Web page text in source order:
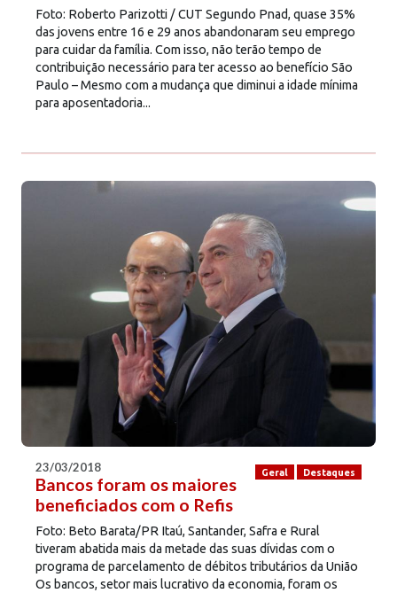
Foto: Roberto Parizotti / CUT Segundo Pnad, quase 35%
das jovens entre 16 e 29 anos abandonaram seu emprego
para cuidar da família. Com isso, não terão tempo de
contribuição necessário para ter acesso ao benefício São
Paulo – Mesmo com a mudança que diminui a idade mínima
para aposentadoria...
Geral Destaques
23/03/2018
Bancos foram os maiores
beneficiados com o Refis
Foto: Beto Barata/PR Itaú, Santander, Safra e Rural
tiveram abatida mais da metade das suas dívidas com o
programa de parcelamento de débitos tributários da União
Os bancos, setor mais lucrativo da economia, foram os